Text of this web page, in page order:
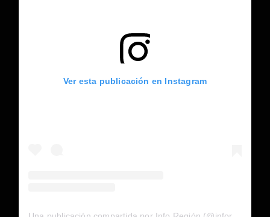
Ver esta publicación en Instagram